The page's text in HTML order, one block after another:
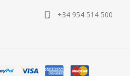
+34 954 514 500